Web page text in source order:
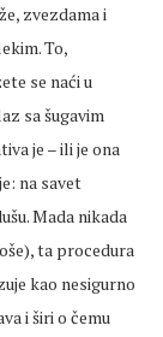
zvezdama i
To,
se naći u
sa šugavim
je – ili je ona
na savet
Mada nikada
ta procedura
kao nesigurno
i širi o čemu